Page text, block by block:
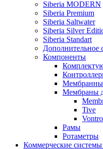
Siberia MODERN
Siberia Premium
Siberia Saltwater
Siberia Silver
Siberia Standart
Дополнительное
Компоненты
Мембраны
Tive
Рамы
Ротаметры
Коммерческие системы